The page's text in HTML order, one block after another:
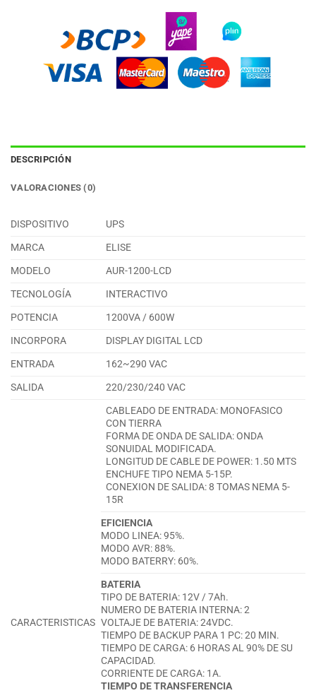
DESCRIPCIÓN
VALORACIONES (0)
DISPOSITIVO
UPS
MARCA
ELISE
MODELO
AUR-1200-LCD
TECNOLOGÍA
INTERACTIVO
POTENCIA
1200VA / 600W
INCORPORA
DISPLAY DIGITAL LCD
ENTRADA
162~290 VAC
SALIDA
220/230/240 VAC
CARACTERISTICAS
CABLEADO DE ENTRADA: MONOFASICO
CON TIERRA
FORMA DE ONDA DE SALIDA: ONDA
SONUIDAL MODIFICADA.
LONGITUD DE CABLE DE POWER: 1.50 MTS
ENCHUFE TIPO NEMA 5-15P.
CONEXION DE SALIDA: 8 TOMAS NEMA 5-
15R
EFICIENCIA
MODO LINEA: 95%.
MODO AVR: 88%.
MODO BATERRY: 60%.
BATERIA
TIPO DE BATERIA: 12V / 7Ah.
NUMERO DE BATERIA INTERNA: 2
VOLTAJE DE BATERIA: 24VDC.
TIEMPO DE BACKUP PARA 1 PC: 20 MIN.
TIEMPO DE CARGA: 6 HORAS AL 90% DE SU
CAPACIDAD.
CORRIENTE DE CARGA: 1A.
TIEMPO DE TRANSFERENCIA